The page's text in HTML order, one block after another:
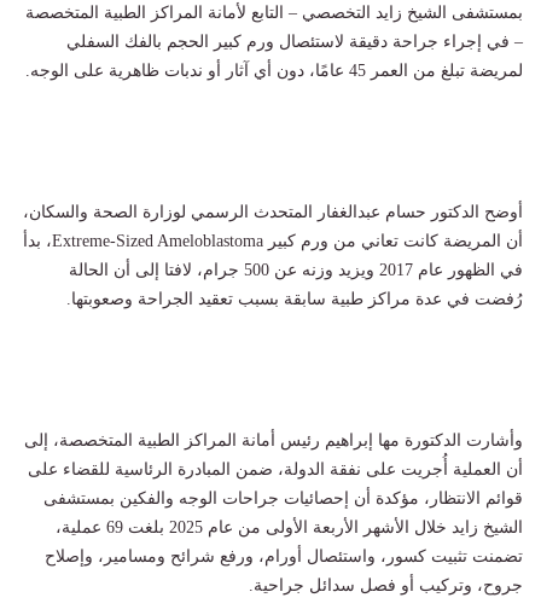
بمستشفى الشيخ زايد التخصصي – التابع لأمانة المراكز الطبية المتخصصة
– في إجراء جراحة دقيقة لاستئصال ورم كبير الحجم بالفك السفلي
لمريضة تبلغ من العمر 45 عامًا، دون أي آثار أو ندبات ظاهرية على الوجه.
أوضح الدكتور حسام عبدالغفار المتحدث الرسمي لوزارة الصحة والسكان،
أن المريضة كانت تعاني من ورم كبير Extreme-Sized Ameloblastoma، بدأ
في الظهور عام 2017 ويزيد وزنه عن 500 جرام، لافتا إلى أن الحالة
رُفضت في عدة مراكز طبية سابقة بسبب تعقيد الجراحة وصعوبتها.
وأشارت الدكتورة مها إبراهيم رئيس أمانة المراكز الطبية المتخصصة، إلى
أن العملية أُجريت على نفقة الدولة، ضمن المبادرة الرئاسية للقضاء على
قوائم الانتظار، مؤكدة أن إحصائيات جراحات الوجه والفكين بمستشفى
الشيخ زايد خلال الأشهر الأربعة الأولى من عام 2025 بلغت 69 عملية،
تضمنت تثبيت كسور، واستئصال أورام، ورفع شرائح ومسامير، وإصلاح
جروح، وتركيب أو فصل سدائل جراحية.